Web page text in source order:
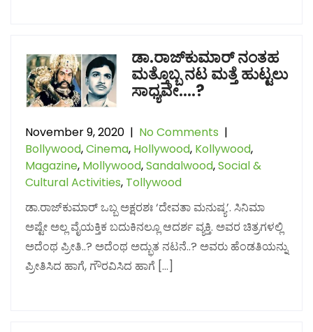
ಡಾ.ರಾಜ್‌ಕುಮಾರ್ ನಂತಹ
ಮತ್ತೊಬ್ಬ ನಟ ಮತ್ತೆ ಹುಟ್ಟಲು
ಸಾಧ್ಯವೇ….?
November 9, 2020 | No Comments |
Bollywood,Cinema, Hollywood, Kollywood,
Magazine, Mollywood,Sandalwood,Social &
Cultural Activities, Tollywood
ಡಾ.ರಾಜ್‌ಕುಮಾರ್ ಒಬ್ಬ ಅಕ್ಷರಶಃ ‘ದೇವತಾ ಮನುಷ್ಯ’. ಸಿನಿಮಾ
ಅಷ್ಟೇ ಅಲ್ಲ ವೈಯಕ್ತಿಕ ಬದುಕಿನಲ್ಲೂ ಆದರ್ಶ ವ್ಯಕ್ತಿ. ಅವರ ಚಿತ್ರಗಳಲ್ಲಿ
ಅದೆಂಥ ಪ್ರೀತಿ..? ಅದೆಂಥ ಅದ್ಭುತ ನಟನೆ..? ಅವರು ಹೆಂಡತಿಯನ್ನು
ಪ್ರೀತಿಸಿದ ಹಾಗೆ, ಗೌರವಿಸಿದ ಹಾಗೆ […]